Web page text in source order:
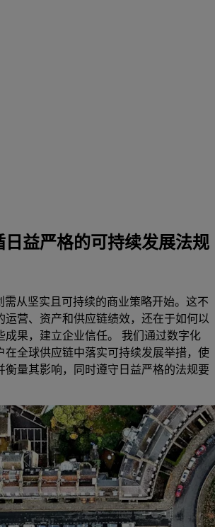
日益严格的可持续发展法规
需从坚实且可持续的商业策略开始。这不
运营、资产和供应链绩效，还在于如何以
成果，建立企业信任。 我们通过数字化
在全球供应链中落实可持续发展举措，使
衡量其影响，同时遵守日益严格的法规要